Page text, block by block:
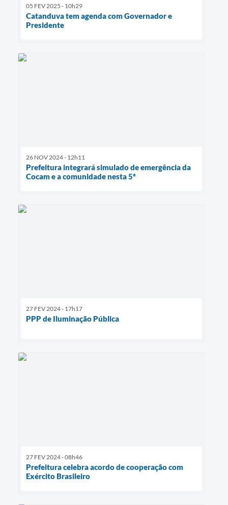
05 FEV 2025 - 10h29
Catanduva tem agenda com Governador e
Presidente
26 NOV 2024 - 12h11
Prefeitura integrará simulado de emergência da
Cocam e a comunidade nesta 5ª
27 FEV 2024 - 17h17
PPP de Iluminação Pública
27 FEV 2024 - 08h46
Prefeitura celebra acordo de cooperação com
Exército Brasileiro